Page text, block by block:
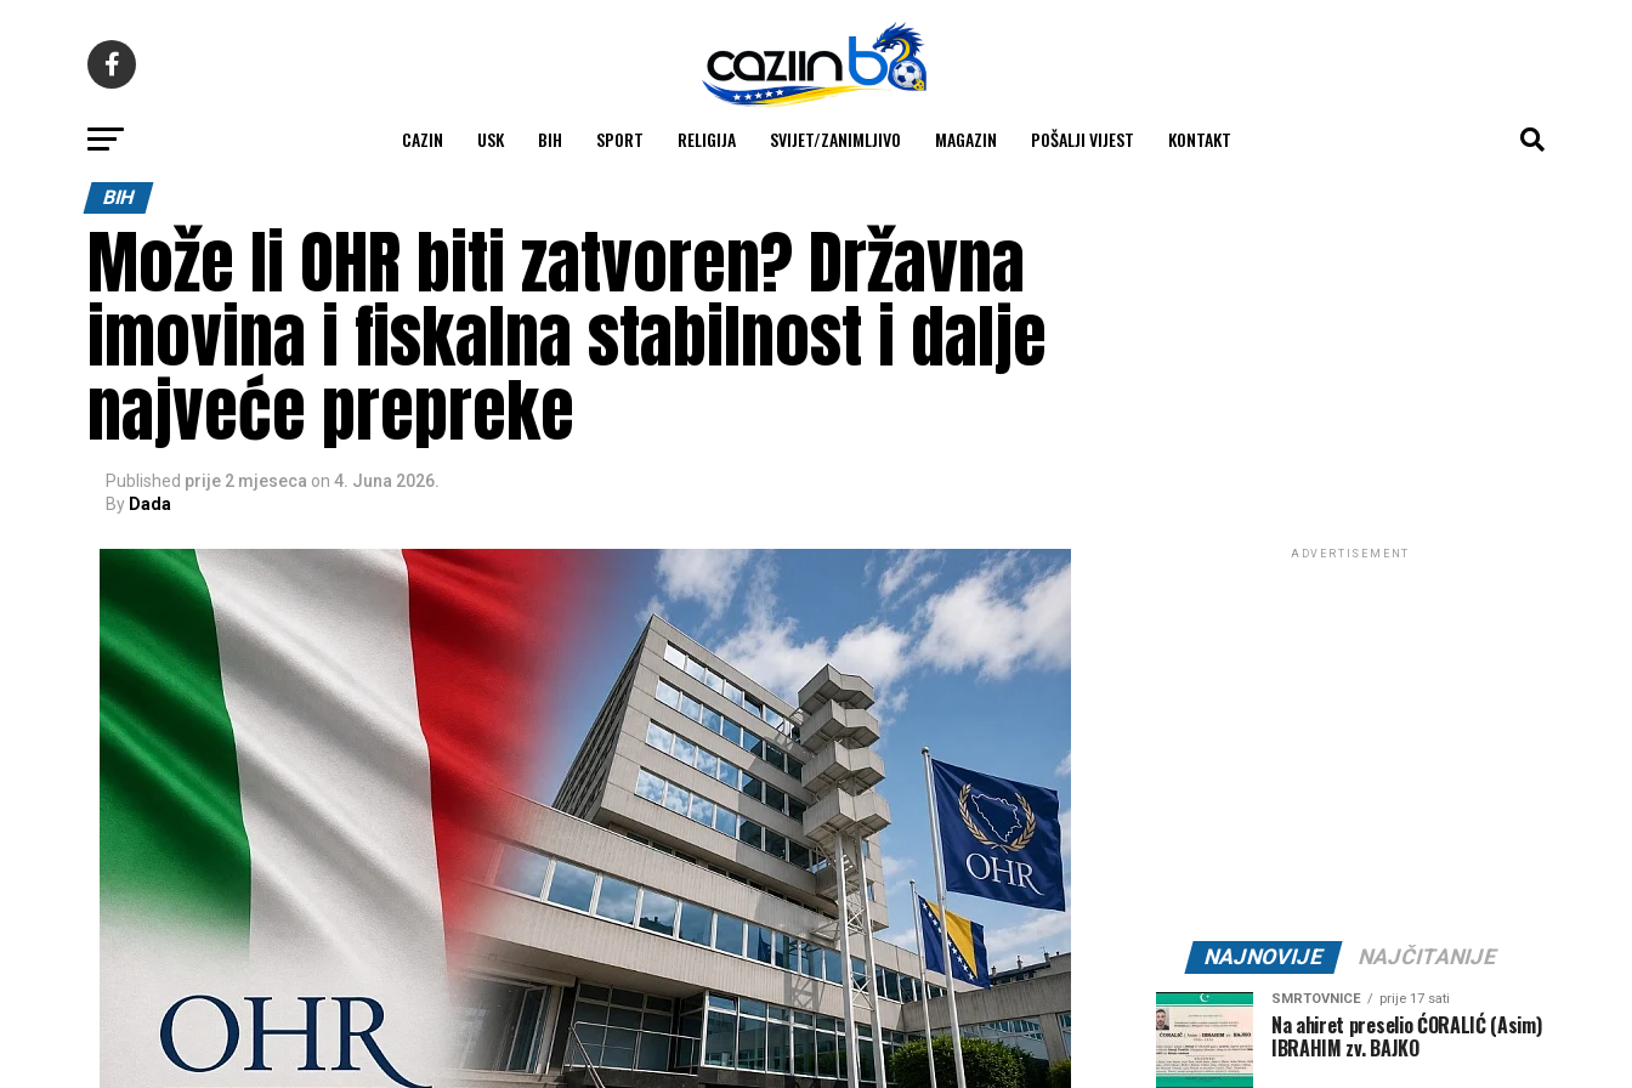
CAZIN USK BIH SPORT RELIGIJA SVIJET/ZANIMLJIVO MAGAZIN POŠALJI VIJEST KONTAKT
BIH
Može li OHR biti zatvoren? Državna
imovina i fiskalna stabilnost i dalje
najveće prepreke
Published prije 2 mjeseca on 4. Juna 2026.
By Dada
ADVERTISEMENT
NAJNOVIJE NAJČITANIJE
SMRTOVNICE prije 17 sati
Na ahiret preselio ĆORALIĆ (Asim)
IBRAHIM zv. BAJKO